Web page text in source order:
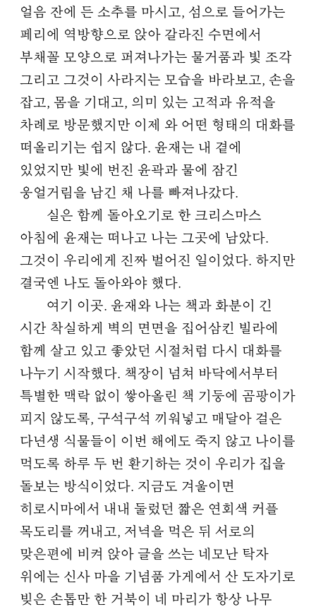
얼음 잔에 든 소추를 마시고, 섬으로 들어가는
페리에 역방향으로 앉아 갈라진 수면에서
부채꼴 모양으로 퍼져나가는 물거품과 빛 조각
그리고 그것이 사라지는 모습을 바라보고, 손을
잡고, 몸을 기대고, 의미 있는 고적과 유적을
차례로 방문했지만 이제 와 어떤 형태의 대화를
떠올리기는 쉽지 않다. 윤재는 내 곁에
있었지만 빛에 번진 윤곽과 물에 잠긴
웅얼거림을 남긴 채 나를 빠져나갔다.
실은 함께 돌아오기로 한 크리스마스
아침에 윤재는 떠나고 나는 그곳에 남았다.
그것이 우리에게 진짜 벌어진 일이었다. 하지만
결국엔 나도 돌아와야 했다.
여기 이곳. 윤재와 나는 책과 화분이 긴
시간 착실하게 벽의 면면을 집어삼킨 빌라에
함께 살고 있고 좋았던 시절처럼 다시 대화를
나누기 시작했다. 책장이 넘쳐 바닥에서부터
특별한 맥락 없이 쌓아올린 책 기둥에 곰팡이가
피지 않도록, 구석구석 끼워넣고 매달아 걸은
다년생 식물들이 이번 해에도 죽지 않고 나이를
먹도록 하루 두 번 환기하는 것이 우리가 집을
돌보는 방식이었다. 지금도 겨울이면
히로시마에서 내내 둘렀던 짧은 연회색 커플
목도리를 꺼내고, 저녁을 먹은 뒤 서로의
맞은편에 비켜 앉아 글을 쓰는 네모난 탁자
위에는 신사 마을 기념품 가게에서 산 도자기로
빚은 손톱만 한 거북이 네 마리가 항상 나무